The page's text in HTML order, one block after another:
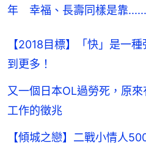
年　幸福、長壽同樣是靠......
【2018目標】「快」是一
到更多！
又一個日本OL過勞死，原
工作的徵兆
【傾城之戀】二戰小情人